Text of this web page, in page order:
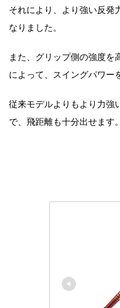
それにより、より強い反発
なりました。
また、グリップ側の強度を
によって、スイングパワー
従来モデルよりもより力強
で、飛距離も十分出せます。